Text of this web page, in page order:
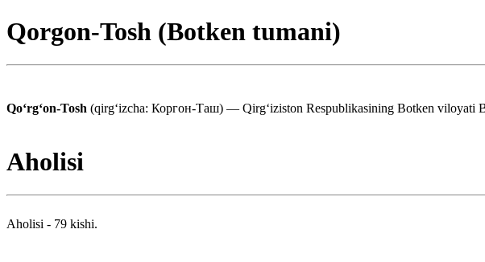
Qorgon-Tosh (Botken tumani)
Qoʻrgʻon-Tosh (qirgʻizcha: Коргон-Таш) — Qirgʻiziston Respublikasining Botken viloyati
Aholisi
Aholisi - 79 kishi.